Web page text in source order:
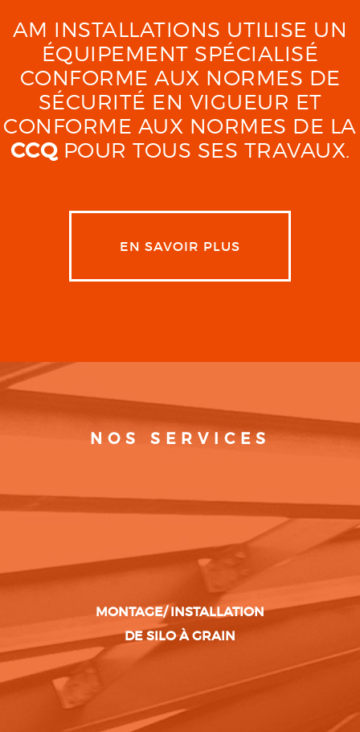
AM INSTALLATIONS UTILISE UN
ÉQUIPEMENT SPÉCIALISÉ
CONFORME AUX NORMES DE
SÉCURITÉ EN VIGUEUR ET
CONFORME AUX NORMES DE LA
CCQPOUR TOUS SES TRAVAUX.
EN SAVOIR PLUS
NOS SERVICES
MONTAGE/ INSTALLATION
DE SILO À GRAIN